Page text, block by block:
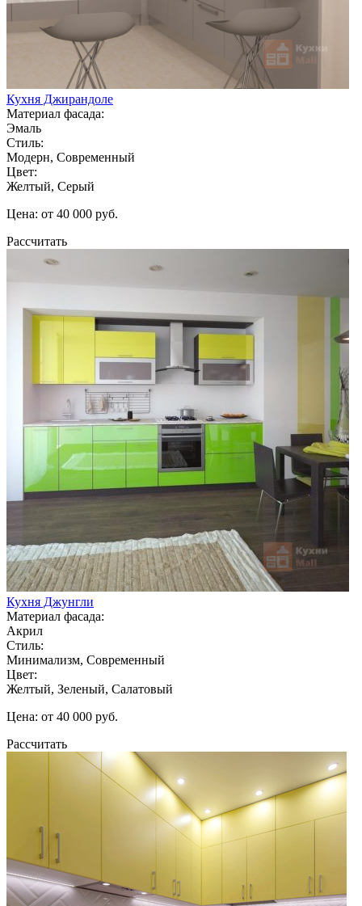
Кухня Джирандоле
Материал фасада:
Эмаль
Стиль:
Модерн, Современный
Цвет:
Желтый, Серый
Цена: от 40 000 руб.
Рассчитать
Кухня Джунгли
Материал фасада:
Акрил
Стиль:
Минимализм, Современный
Цвет:
Желтый, Зеленый, Салатовый
Цена: от 40 000 руб.
Рассчитать